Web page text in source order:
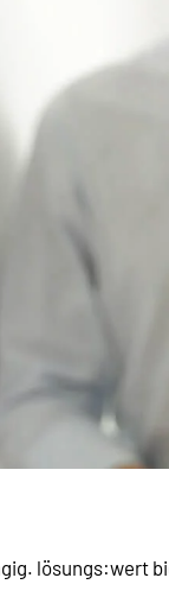
lösungs:wert